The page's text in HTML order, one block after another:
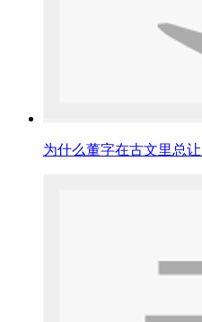
为什么董字在古文里总